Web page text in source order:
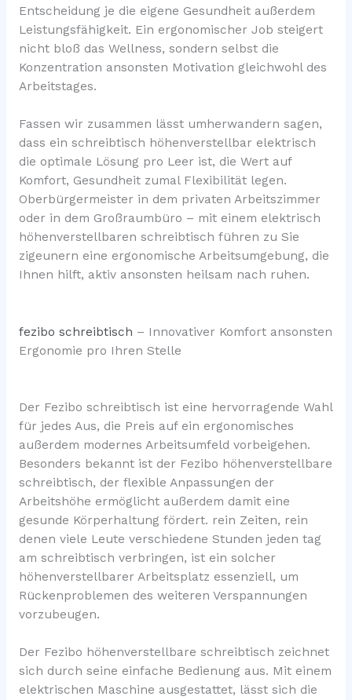
Entscheidung je die eigene Gesundheit außerdem
Leistungsfähigkeit. Ein ergonomischer Job steigert
nicht bloß das Wellness, sondern selbst die
Konzentration ansonsten Motivation gleichwohl des
Arbeitstages.
Fassen wir zusammen lässt umherwandern sagen,
dass ein schreibtisch höhenverstellbar elektrisch
die optimale Lösung pro Leer ist, die Wert auf
Komfort, Gesundheit zumal Flexibilität legen.
Oberbürgermeister in dem privaten Arbeitszimmer
oder in dem Großraumbüro – mit einem elektrisch
höhenverstellbaren schreibtisch führen zu Sie
zigeunern eine ergonomische Arbeitsumgebung, die
Ihnen hilft, aktiv ansonsten heilsam nach ruhen.
fezibo schreibtisch – Innovativer Komfort ansonsten
Ergonomie pro Ihren Stelle
Der Fezibo schreibtisch ist eine hervorragende Wahl
für jedes Aus, die Preis auf ein ergonomisches
außerdem modernes Arbeitsumfeld vorbeigehen.
Besonders bekannt ist der Fezibo höhenverstellbare
schreibtisch, der flexible Anpassungen der
Arbeitshöhe ermöglicht außerdem damit eine
gesunde Körperhaltung fördert. rein Zeiten, rein
denen viele Leute verschiedene Stunden jeden tag
am schreibtisch verbringen, ist ein solcher
höhenverstellbarer Arbeitsplatz essenziell, um
Rückenproblemen des weiteren Verspannungen
vorzubeugen.
Der Fezibo höhenverstellbare schreibtisch zeichnet
sich durch seine einfache Bedienung aus. Mit einem
elektrischen Maschine ausgestattet, lässt sich die